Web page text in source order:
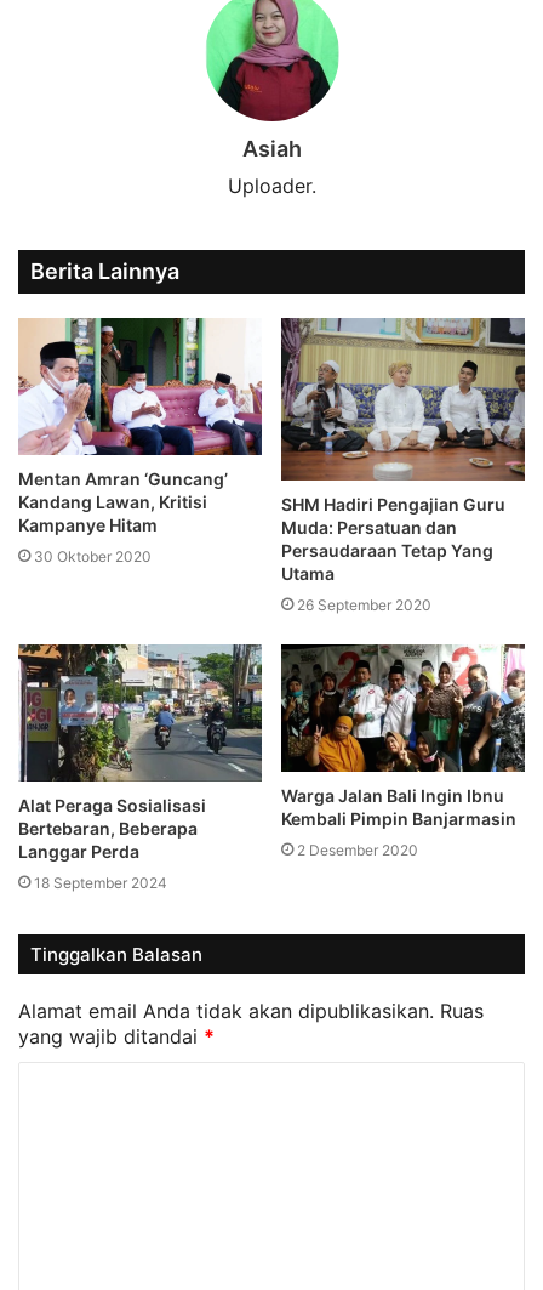
Asiah
Uploader.
Berita Lainnya
Mentan Amran ‘Guncang’
Kandang Lawan, Kritisi
Kampanye Hitam
30 Oktober 2020
SHM Hadiri Pengajian Guru
Muda: Persatuan dan
Persaudaraan Tetap Yang
Utama
26 September 2020
Alat Peraga Sosialisasi
Bertebaran, Beberapa
Langgar Perda
18 September 2024
Warga Jalan Bali Ingin Ibnu
Kembali Pimpin Banjarmasin
2 Desember 2020
Tinggalkan Balasan
Alamat email Anda tidak akan dipublikasikan. Ruas
yang wajib ditandai *